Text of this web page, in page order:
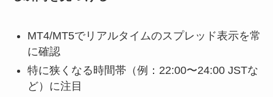
MT4/MT5でリアルタイムのスプレッド表示を常
に確認
特に狭くなる時間帯（例：22:00〜24:00 JSTな
ど）に注目